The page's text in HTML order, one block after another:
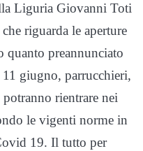
Liguria Giovanni Toti
riguarda le aperture
quanto preannunciato
giugno, parrucchieri,
rientrare nei
le vigenti norme in
19. Il tutto per